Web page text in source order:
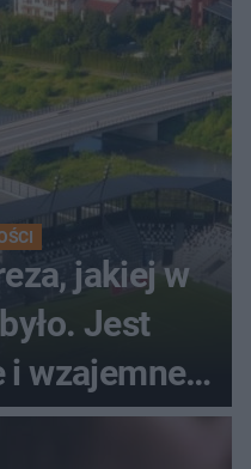
jakiej w
Jest
i wzajemne
Peak